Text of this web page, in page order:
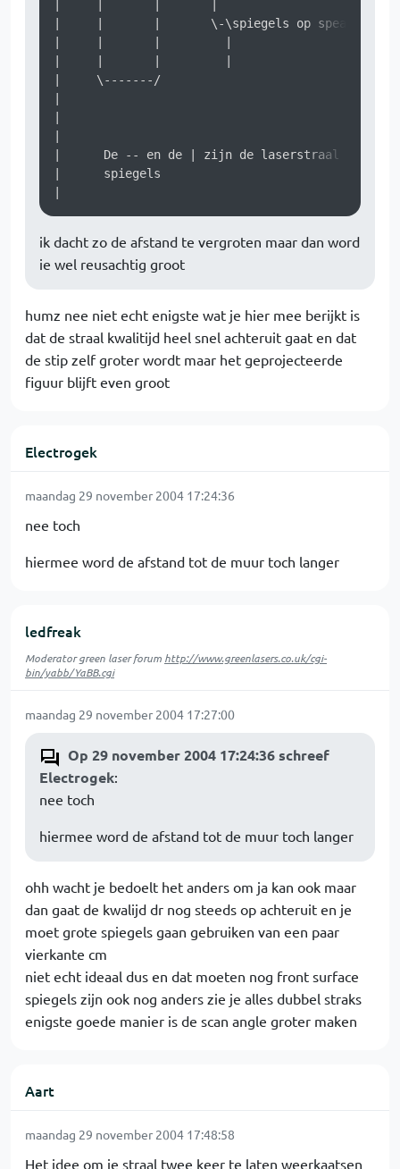
|     |       |       \-\spiegels op speakers
|     \-------/
|      De -- en de | zijn de laserstraal de \
|      spiegels
ik dacht zo de afstand te vergroten maar dan word
ie wel reusachtig groot
humz nee niet echt enigste wat je hier mee berijkt is
dat de straal kwalitijd heel snel achteruit gaat en dat
de stip zelf groter wordt maar het geprojecteerde
figuur blijft even groot
Electrogek
maandag 29 november 2004 17:24:36
nee toch
hiermee word de afstand tot de muur toch langer
ledfreak
Moderator green laser forum http://www.greenlasers.co.uk/cgi-
bin/yabb/YaBB.cgi
maandag 29 november 2004 17:27:00
Op 29 november 2004 17:24:36 schreef
Electrogek:
nee toch
hiermee word de afstand tot de muur toch langer
ohh wacht je bedoelt het anders om ja kan ook maar
dan gaat de kwalijd dr nog steeds op achteruit en je
moet grote spiegels gaan gebruiken van een paar
vierkante cm
niet echt ideaal dus en dat moeten nog front surface
spiegels zijn ook nog anders zie je alles dubbel straks
enigste goede manier is de scan angle groter maken
Aart
maandag 29 november 2004 17:48:58
Het idee om je straal twee keer te laten weerkaatsen